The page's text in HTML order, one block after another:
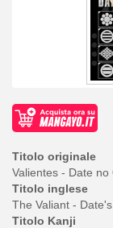
Titolo originale
Valientes - Date
Titolo inglese
The Valiant -
Titolo Kanji